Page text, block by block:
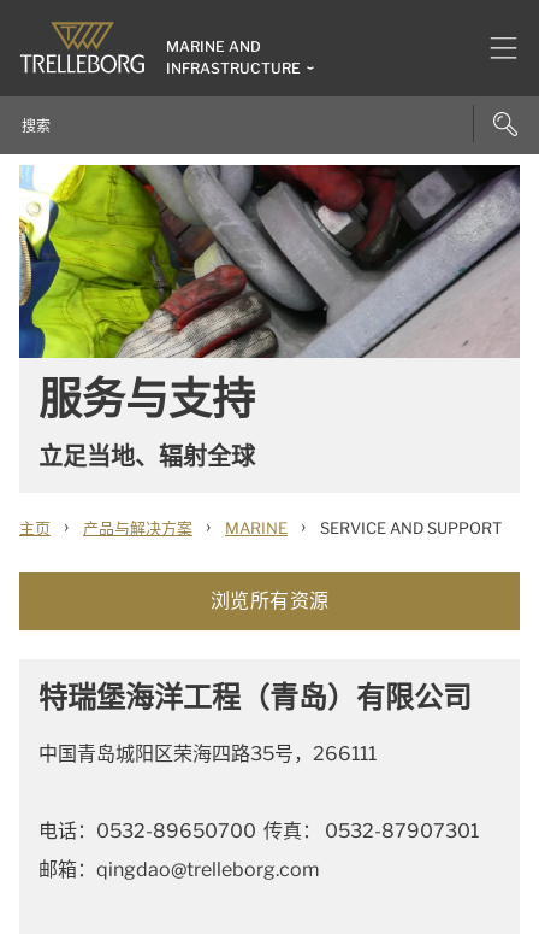
MARINE AND
INFRASTRUCTURE
服务与支持
立足当地、辐射全球
主页 › 产品与解决方案 › MARINE › SERVICE AND SUPPORT
浏览所有资源
特瑞堡海洋工程（青岛）有限公司
中国青岛城阳区荣海四路35号，266111
电话：0532-89650700 传真： 0532-87907301
邮箱：qingdao@trelleborg.com